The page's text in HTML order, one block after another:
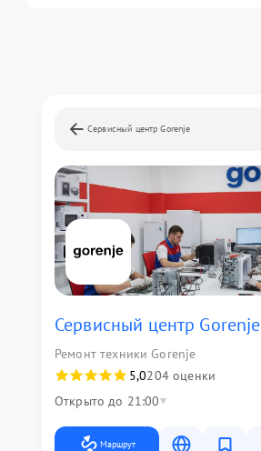
Сервисный центр Gorenje
Сервисный центр Gorenje
Ремонт техники Gorenje
5,0204 оценки
Открыто до 21:00
Маршрут